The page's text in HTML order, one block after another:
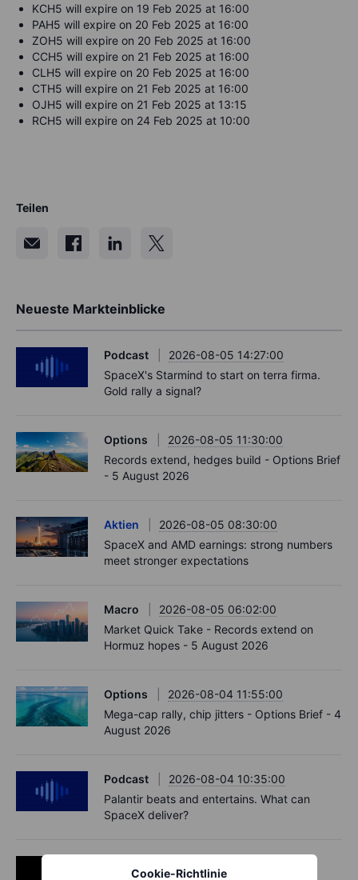
Cookie-Richtlinie
KCH5 will expire on 19 Feb 2025 at 16:00
PAH5 will expire on 20 Feb 2025 at 16:00
ZOH5 will expire on 20 Feb 2025 at 16:00
CCH5 will expire on 21 Feb 2025 at 16:00
CLH5 will expire on 20 Feb 2025 at 16:00
CTH5 will expire on 21 Feb 2025 at 16:00
OJH5 will expire on 21 Feb 2025 at 13:15
RCH5 will expire on 24 Feb 2025 at 10:00
Teilen
Neueste Markteinblicke
Podcast
2026-08-05 14:27:00
SpaceX's Starmind to start on terra firma.
Gold rally a signal?
Options
2026-08-05 11:30:00
Records extend, hedges build - Options Brief
- 5 August 2026
Aktien
2026-08-05 08:30:00
SpaceX and AMD earnings: strong numbers
meet stronger expectations
Macro
2026-08-05 06:02:00
Market Quick Take - Records extend on
Hormuz hopes - 5 August 2026
Options
2026-08-04 11:55:00
Mega-cap rally, chip jitters - Options Brief - 4
August 2026
Podcast
2026-08-04 10:35:00
Palantir beats and entertains. What can
SpaceX deliver?